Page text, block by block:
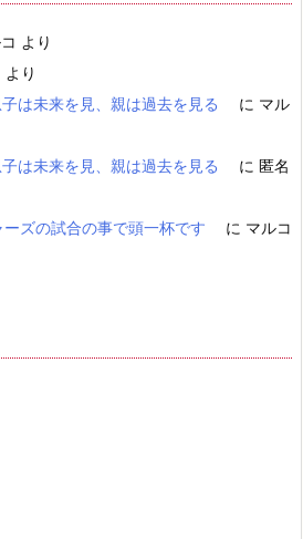
より
より
は未来を見、親は過去を見る
に マル
は未来を見、親は過去を見る
に 匿名
ズの試合の事で頭一杯です
に マルコ